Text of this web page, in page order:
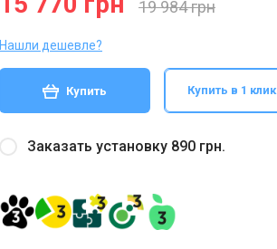
19 984 грн
Нашли дешевле?
Купить Купить в 1 клик
Заказать установку 890 грн.